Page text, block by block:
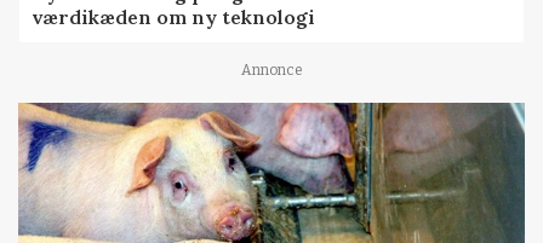
værdikæden om ny teknologi
Annonce